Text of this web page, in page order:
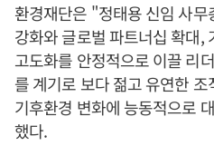
환경재단은 "정태용 신임 사
강화와 글로벌 파트너십 확대,
고도화를 안정적으로 이끌 리
를 계기로 보다 젊고 유연한
기후환경 변화에 능동적으로
했다.